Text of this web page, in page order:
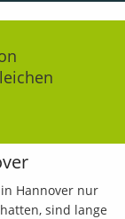
Hannover nur
sind lange